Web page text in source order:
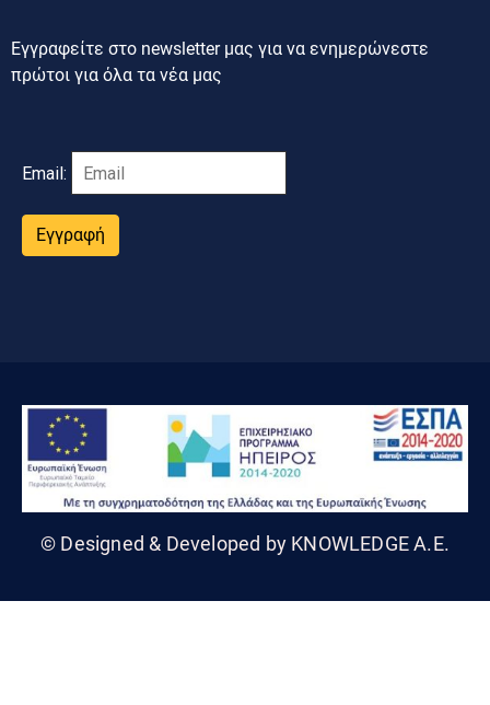
Εγγραφείτε στο newsletter μας για να ενημερώνεστε
πρώτοι για όλα τα νέα μας
Email:
Εγγραφή
© Designed & Developed by KNOWLEDGE A.E.